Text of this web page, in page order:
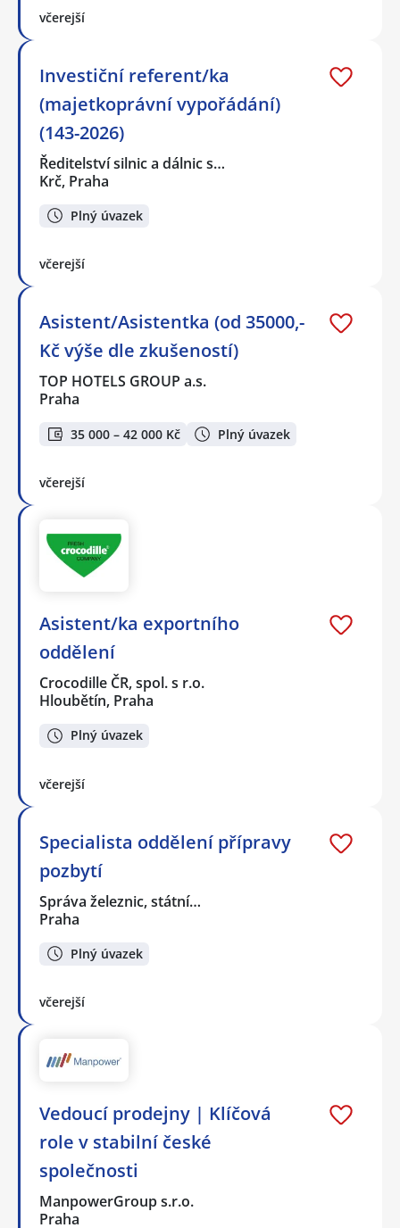
včerejší
Investiční referent/ka
(majetkoprávní vypořádání)
(143-2026)
Ředitelství silnic a dálnic s…
Krč, Praha
Plný úvazek
včerejší
Asistent/Asistentka (od 35000,-
Kč výše dle zkušeností)
TOP HOTELS GROUP a.s.
Praha
35 000 – 42 000 Kč Plný úvazek
včerejší
Asistent/ka exportního
oddělení
Crocodille ČR, spol. s r.o.
Hloubětín, Praha
Plný úvazek
včerejší
Specialista oddělení přípravy
pozbytí
Správa železnic, státní…
Praha
Plný úvazek
včerejší
Vedoucí prodejny | Klíčová
role v stabilní české
společnosti
ManpowerGroup s.r.o.
Praha